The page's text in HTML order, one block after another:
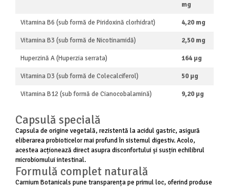
mg
Vitamina B6 (sub formă de Piridoxină clorhidrat) 4,20 mg
Vitamina B3 (sub formă de Nicotinamidă) 2,50 mg
Huperzină A (Huperzia serrata) 164 µg
Vitamina D3 (sub formă de Colecalciferol) 50 µg
Vitamina B12 (sub formă de Cianocobalamină) 9,20 µg
Capsulă specială
Capsula de origine vegetală, rezistentă la acidul gastric, asigură
eliberarea probioticelor mai profund în sistemul digestiv. Acolo,
acestea acționează direct asupra disconfortului și susțin echilibrul
microbiomului intestinal.
Formulă complet naturală
Carnium Botanicals pune transparența pe primul loc, oferind produse